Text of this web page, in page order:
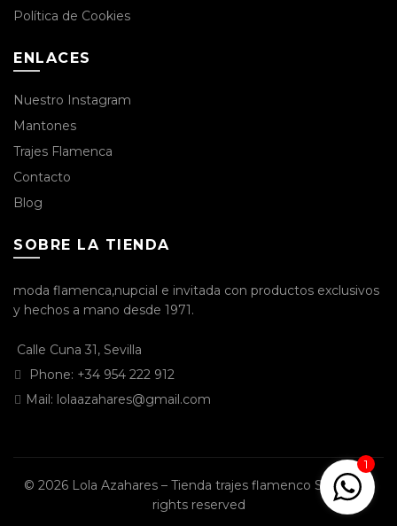
Política de Cookies
ENLACES
Nuestro Instagram
Mantones
Trajes Flamenca
Contacto
Blog
SOBRE LA TIENDA
moda flamenca,nupcial e invitada con productos exclusivos
y hechos a mano desde 1971.
Calle Cuna 31, Sevilla
Phone: +34 954 222 912
Mail: lolaazahares@gmail.com
© 2026 Lola Azahares – Tienda trajes flamenco Sevilla. All
rights reserved
1